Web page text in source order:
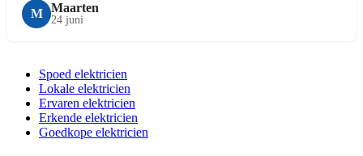
M Maarten
24 juni
Spoed elektricien
Lokale elektricien
Ervaren elektricien
Erkende elektricien
Goedkope elektricien